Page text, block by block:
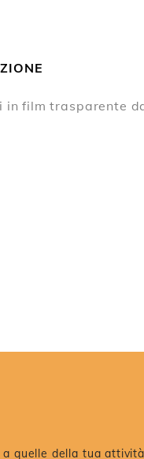
in film trasparente
quelle della tua